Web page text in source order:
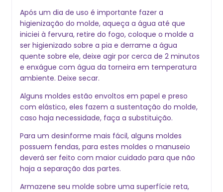
Após um dia de uso é importante fazer a
higienização do molde, aqueça a água até que
iniciei à fervura, retire do fogo, coloque o molde a
ser higienizado sobre a pia e derrame a água
quente sobre ele, deixe agir por cerca de 2 minutos
e enxágue com água da torneira em temperatura
ambiente. Deixe secar.
Alguns moldes estão envoltos em papel e preso
com elástico, eles fazem a sustentação do molde,
caso haja necessidade, faça a substituição.
Para um desinforme mais fácil, alguns moldes
possuem fendas, para estes moldes o manuseio
deverá ser feito com maior cuidado para que não
haja a separação das partes.
Armazene seu molde sobre uma superfície reta,